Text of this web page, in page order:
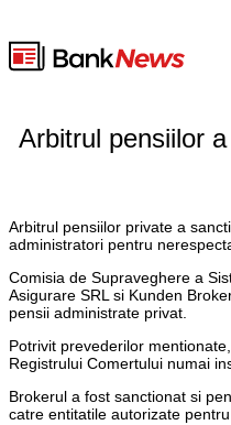
Arbitrul pensiilor
Arbitrul pensiilor private a
administratori pentru
Comisia de Supraveghere a
Asigurare SRL si Kunden
pensii administrate privat.
Potrivit prevederilor
Registrului Comertului numai
Brokerul a fost sanctionat si
catre entitatile autorizate